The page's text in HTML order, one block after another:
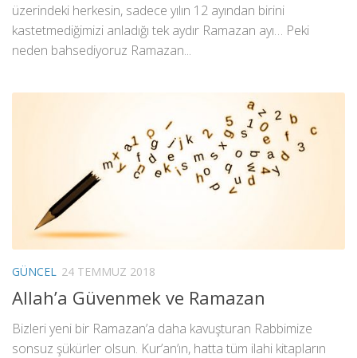
üzerindeki herkesin, sadece yılın 12 ayından birini
kastetmediğimizi anladığı tek aydır Ramazan ayı… Peki
neden bahsediyoruz Ramazan...
GÜNCEL 24 TEMMUZ 2018
Allah’a Güvenmek ve Ramazan
Bizleri yeni bir Ramazan’a daha kavuşturan Rabbimize
sonsuz şükürler olsun. Kur’an’ın, hatta tüm ilahi kitapların